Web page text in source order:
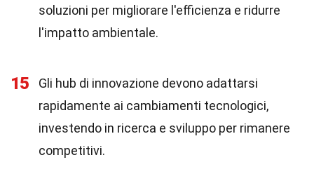
soluzioni per migliorare l'efficienza e ridurre
l'impatto ambientale.
15
Gli hub di innovazione devono adattarsi
rapidamente ai cambiamenti tecnologici,
investendo in ricerca e sviluppo per rimanere
competitivi.